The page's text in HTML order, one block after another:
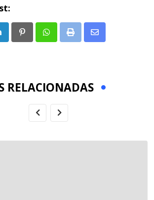
PinterestWhatsappPrint
Share
RELACIONADAS